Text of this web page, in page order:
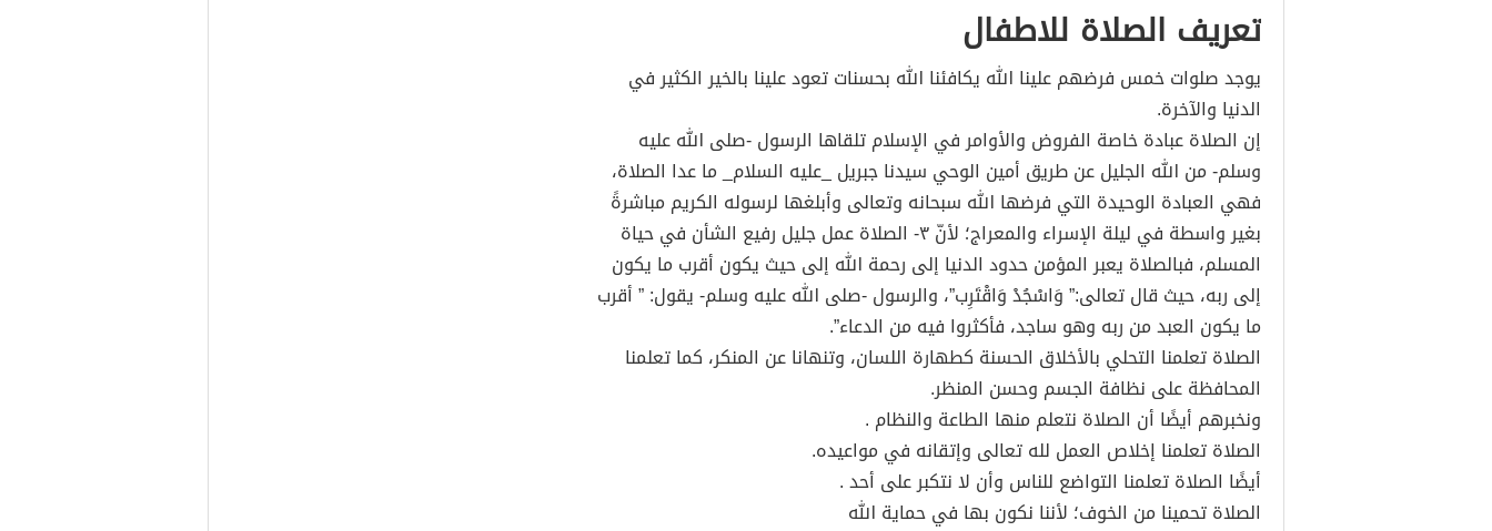
تعريف الصلاة للاطفال
يوجد صلوات خمس فرضهم علينا الله يكافئنا الله بحسنات تعود علينا بالخير الكثير في
الدنيا والآخرة.
إن الصلاة عبادة خاصة الفروض والأوامر في الإسلام تلقاها الرسول -صلى الله عليه
وسلم- من الله الجليل عن طريق أمين الوحي سيدنا جبريل _عليه السلام_ ما عدا الصلاة،
فهي العبادة الوحيدة التي فرضها الله سبحانه وتعالى وأبلغها لرسوله الكريم مباشرةً
بغير واسطة في ليلة الإسراء والمعراج؛ لأنّ ٣- الصلاة عمل جليل رفيع الشأن في حياة
المسلم، فبالصلاة يعبر المؤمن حدود الدنيا إلى رحمة الله إلى حيث يكون أقرب ما يكون
إلى ربه، حيث قال تعالى:” وَاسْجُدْ وَاقْتَرِب”، والرسول -صلى الله عليه وسلم- يقول: ” أقرب
ما يكون العبد من ربه وهو ساجد، فأكثروا فيه من الدعاء”.
الصلاة تعلمنا التحلي بالأخلاق الحسنة كطهارة اللسان، وتنهانا عن المنكر، كما تعلمنا
المحافظة على نظافة الجسم وحسن المنظر.
ونخبرهم أيضًا أن الصلاة نتعلم منها الطاعة والنظام .
الصلاة تعلمنا إخلاص العمل لله تعالى وإتقانه في مواعيده.
أيضًا الصلاة تعلمنا التواضع للناس وأن لا نتكبر على أحد .
الصلاة تحمينا من الخوف؛ لأننا نكون بها في حماية الله